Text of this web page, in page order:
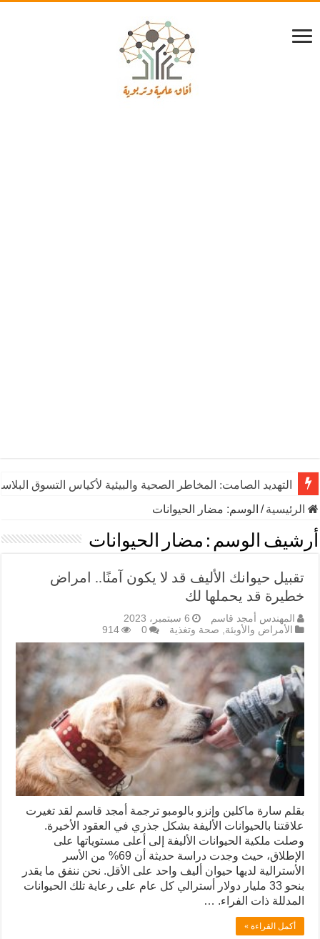
التهديد الصامت: المخاطر الصحية والبيئية لأكياس التسوق
الرئيسية/ الوسم: مضار الحيوانات
أرشيف الوسم : مضار الحيوانات
تقبيل حيوانك الأليف قد لا يكون آمنًا.. امراض
خطيرة قد يحملها لك
المهندس أمجد قاسم
6 سبتمبر، 2023
الأمراض والأوبئة, صحة وتغذية 0
914
بقلم سارة ماكلين وإنزو بالومبو ترجمة أمجد قاسم لقد تغيرت
علاقتنا بالحيوانات الأليفة بشكل جذري في العقود الأخيرة.
وصلت ملكية الحيوانات الأليفة إلى أعلى مستوياتها على
الإطلاق، حيث وجدت دراسة حديثة أن 69% من الأسر
الأسترالية لديها حيوان أليف واحد على الأقل. نحن ننفق ما يقدر
بنحو 33 مليار دولار أسترالي كل عام على رعاية تلك الحيوانات
المدللة ذات الفراء. …
أكمل القراءة »